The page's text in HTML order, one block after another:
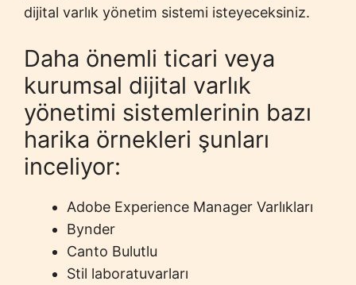
dijital varlık yönetim sistemi isteyeceksiniz.
Daha önemli ticari veya
kurumsal dijital varlık
yönetimi sistemlerinin bazı
harika örnekleri şunları
inceliyor:
Adobe Experience Manager Varlıkları
Bynder
Canto Bulutlu
Stil laboratuvarları